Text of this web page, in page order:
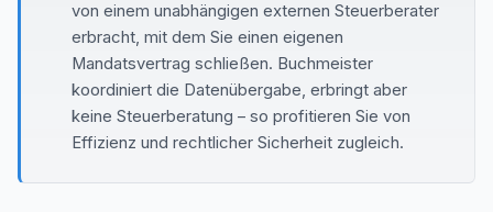
von einem unabhängigen externen Steuerberater
erbracht, mit dem Sie einen eigenen
Mandatsvertrag schließen. Buchmeister
koordiniert die Datenübergabe, erbringt aber
keine Steuerberatung – so profitieren Sie von
Effizienz und rechtlicher Sicherheit zugleich.